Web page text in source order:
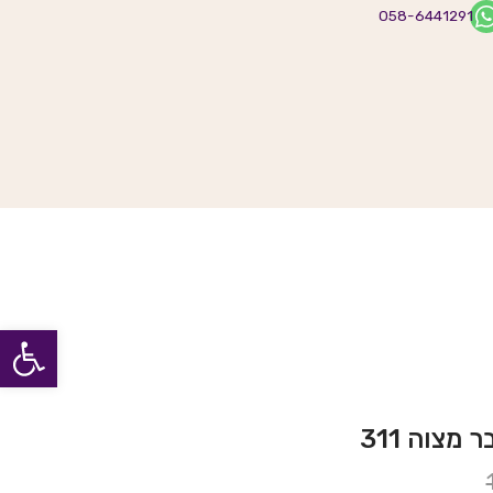
058-6441291
311
פתח